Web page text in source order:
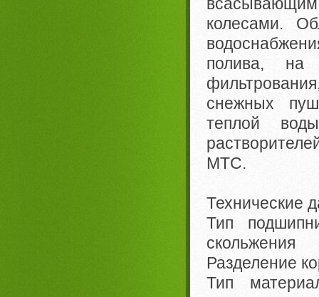
колесами.
полива, на
снежных
теплой
MTC.
Технические
Тип
скольжения
Разделение
Тип